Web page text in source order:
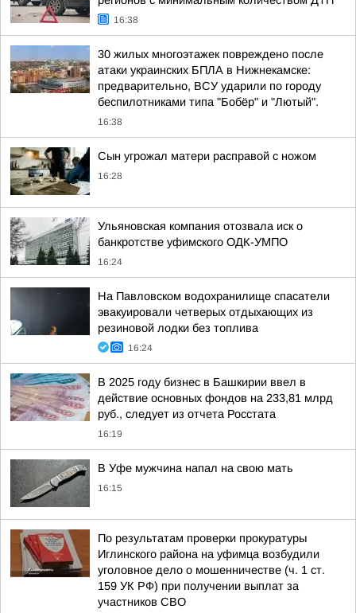
16:38
30 жилых многоэтажек повреждено после
атаки украинских БПЛА в Нижнекамске:
предварительно, ВСУ ударили по городу
беспилотниками типа "Бобёр" и "Лютый".
16:38
Сын угрожал матери расправой с ножом
16:28
Ульяновская компания отозвала иск о
банкротстве уфимского ОДК-УМПО
16:24
На Павловском водохранилище спасатели
эвакуировали четверых отдыхающих из
резиновой лодки без топлива
16:24
В 2025 году бизнес в Башкирии ввел в
действие основных фондов на 233,81 млрд
руб., следует из отчета Росстата
16:19
В Уфе мужчина напал на свою мать
16:15
По результатам проверки прокуратуры
Иглинского района на уфимца возбудили
уголовное дело о мошенничестве (ч. 1 ст.
159 УК РФ) при получении выплат за
участников СВО